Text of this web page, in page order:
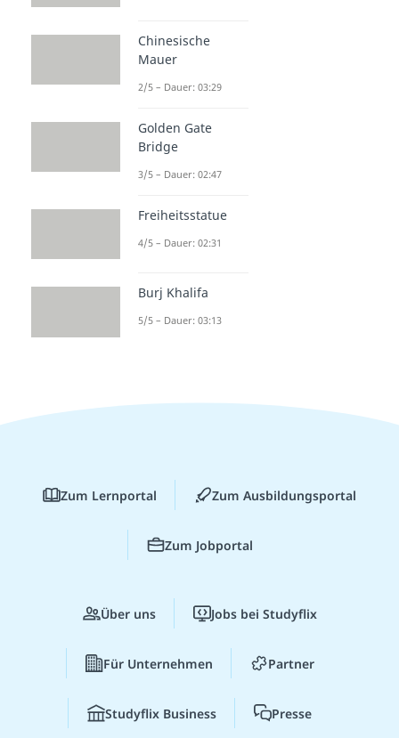
Chinesische
Mauer
2/5 – Dauer: 03:29
Golden Gate
Bridge
3/5 – Dauer: 02:47
Freiheitsstatue
4/5 – Dauer: 02:31
Burj Khalifa
5/5 – Dauer: 03:13
Zum Lernportal Zum Ausbildungsportal
Zum Jobportal
Über uns Jobs bei Studyflix
Für Unternehmen Partner
Studyflix Business Presse